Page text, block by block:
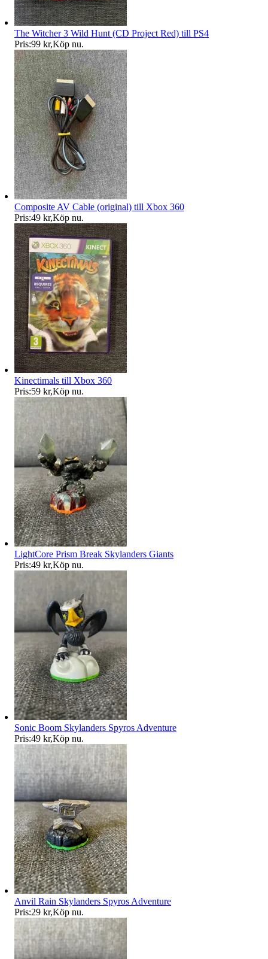
The Witcher 3 Wild Hunt (CD Project Red) till PS4
Pris:99 kr,Köp nu.
Composite AV Cable (original) till Xbox 360
Pris:49 kr,Köp nu.
Kinectimals till Xbox 360
Pris:59 kr,Köp nu.
LightCore Prism Break Skylanders Giants
Pris:49 kr,Köp nu.
Sonic Boom Skylanders Spyros Adventure
Pris:49 kr,Köp nu.
Anvil Rain Skylanders Spyros Adventure
Pris:29 kr,Köp nu.